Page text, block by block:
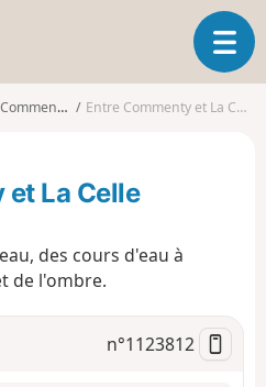
O
u
v
g
a
Commentry Entre Commenty et La Celle
et La Celle
des cours d'eau à
de l'ombre.
n°1123812